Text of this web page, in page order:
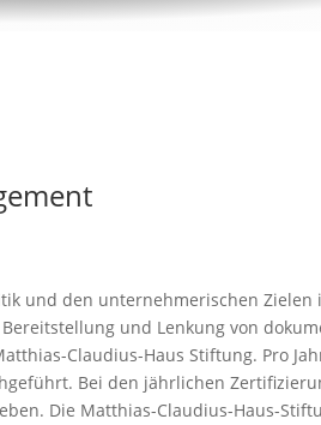
und den unternehmerischen Zielen
Bereitstellung und Lenkung von
Claudius-Haus Stiftung. Pro
Bei den jährlichen
Die Matthias-Claudius-Haus-